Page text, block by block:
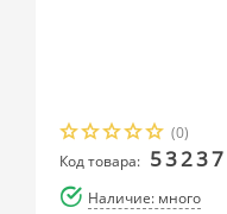
(0)
Код товара: 53237
Наличие: много